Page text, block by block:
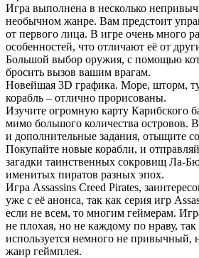
Игра выполнена в несколько
необычном жанре. Вам предстоит
от первого лица. В игре очень много
особенностей, что отличают её от
Большой выбор оружия, с помощью
бросить вызов вашим врагам.
Новейшая 3D графика. Море, шторм,
корабль – отлично прорисованы.
Изучите огромную карту Карибского
мимо большого количества островов.
и дополнительные задания, отыщите
Покупайте новые корабли, и
загадки таинственных сокровищ Ла-
именитых пиратов разных эпох.
Игра Assassins Creed Pirates,
уже с её анонса, так как серия игр
если не всем, то многим геймерам.
не плохая, но не каждому по нраву, так
используется немного не привычный,
жанр геймплея.